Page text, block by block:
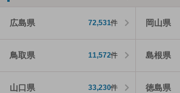
広島県 72,531件 岡山県
鳥取県 11,572件 島根県
山口県 33,230件 徳島県